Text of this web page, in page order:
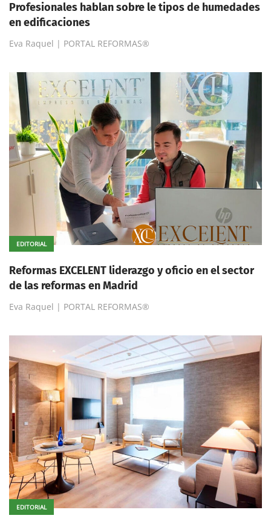
Profesionales hablan sobre le tipos de humedades
en edificaciones
Eva Raquel | PORTAL REFORMAS®
EDITORIAL
Reformas EXCELENT liderazgo y oficio en el sector
de las reformas en Madrid
Eva Raquel | PORTAL REFORMAS®
EDITORIAL